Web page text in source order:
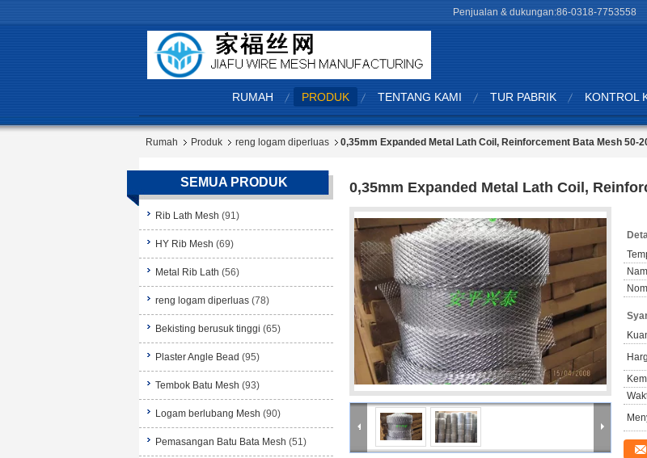
Penjualan & dukungan:86-0318-7753558
RUMAH PRODUK TENTANG KAMI TUR PABRIK KONTROL
Rumah Produk reng logam diperluas 0,35mm Expanded Metal Lath Coil, Reinforcement Bata Mesh 50-
SEMUA PRODUK
Rib Lath Mesh (91)
HY Rib Mesh (69)
Metal Rib Lath (56)
reng logam diperluas (78)
Bekisting berusuk tinggi (65)
Plaster Angle Bead (95)
Tembok Batu Mesh (93)
Logam berlubang Mesh (90)
Pemasangan Batu Bata Mesh (51)
0,35mm Expanded Metal Lath Coil,